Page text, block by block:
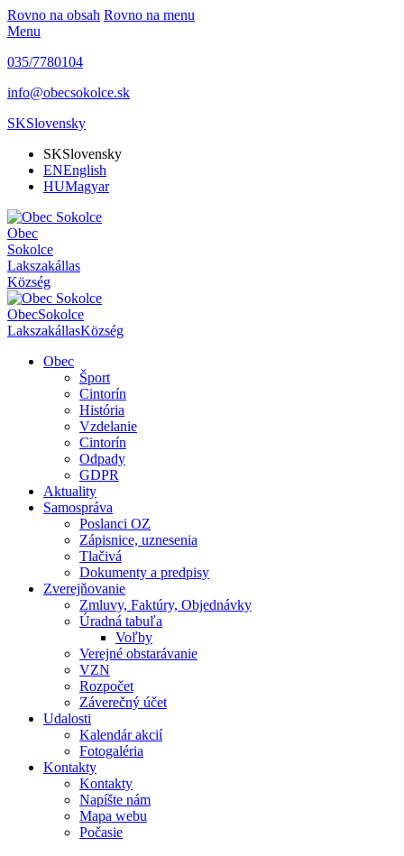
Rovno na obsah Rovno na menu
Menu
035/7780104
info@obecsokolce.sk
SKSlovensky
SKSlovensky
ENEnglish
HUMagyar
Obec
Sokolce
Lakszakállas
Község
ObecSokolce
LakszakállasKözség
Obec
Šport
Cintorín
História
Vzdelanie
Cintorín
Odpady
GDPR
Aktuality
Samospráva
Poslanci OZ
Zápisnice, uznesenia
Tlačivá
Dokumenty a predpisy
Zverejňovanie
Zmluvy, Faktúry, Objednávky
Úradná tabuľa
Voľby
Verejné obstarávanie
VZN
Rozpočet
Záverečný účet
Udalosti
Kalendár akcií
Fotogaléria
Kontakty
Kontakty
Napíšte nám
Mapa webu
Počasie